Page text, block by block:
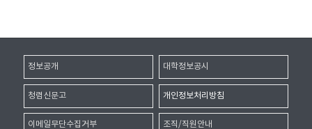
정보공개 대학정보공시
청렴신문고 개인정보처리방침
이메일무단수집거부 조직/직원안내